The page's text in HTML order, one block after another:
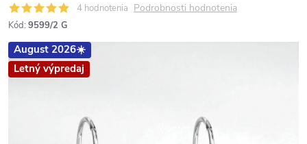
4 hodnotenia Podrobnosti hodnotenia
Kód: 9599/2 G
August 2026☀️
Letný výpredaj